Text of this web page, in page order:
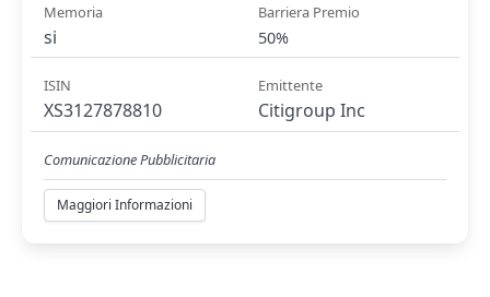
Memoria
si
Barriera Premio
50%
ISIN
XS3127878810
Emittente
Citigroup Inc
Comunicazione Pubblicitaria
Maggiori Informazioni